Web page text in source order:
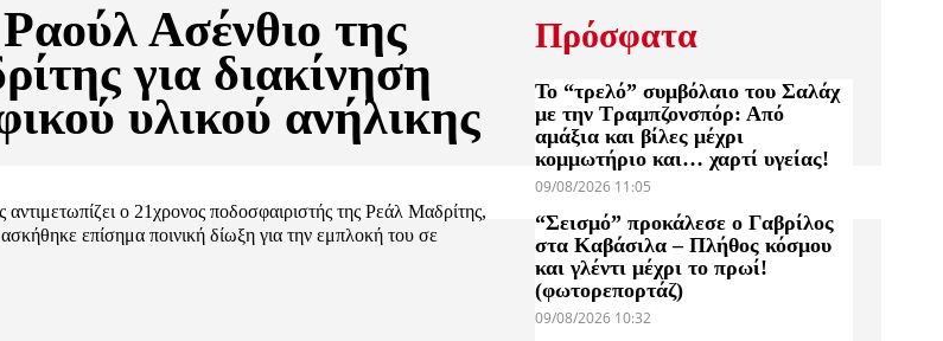
Ασένθιο της
για διακίνηση
υλικού ανήλικης
αντιμετωπίζει ο 21χρονος ποδοσφαιριστής της Ρεάλ Μαδρίτης,
επίσημα ποινική δίωξη για την εμπλοκή του σε
Πρόσφατα
Το “τρελό” συμβόλαιο του Σαλάχ
με την Τραμπζονσπόρ: Από
αμάξια και βίλες μέχρι
κομμωτήριο και… χαρτί υγείας!
09/08/2026 11:05
“Σεισμό” προκάλεσε ο Γαβρίλος
στα Καβάσιλα – Πλήθος κόσμου
και γλέντι μέχρι το πρωί!
(φωτορεπορτάζ)
09/08/2026 10:32